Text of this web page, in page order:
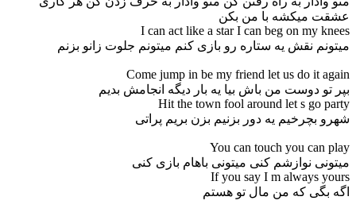
عشقت میکشه با من بکن
I can act like a star I can beg on my knees
میتونم نقش یه ستاره رو بازی کنم میتونم جلوت زانو بزنم
Come jump in be my friend let us do it again
بپر تو دوست من باش بیا یه بار دیگه انجامش بدیم
Hit the town fool around let s go party
شهرو بچرخیم یه دور بزنیم بزن بریم پراتی
You can touch you can play
میتونی نوازشم کنی میتونی باهام بازی کنی
If you say I m always yours
اگه بگی که من مال تو هستم